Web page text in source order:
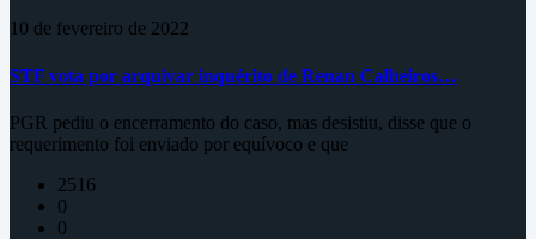
10 de fevereiro de 2022
STF vota por arquivar inquérito de Renan Calheiros…
PGR pediu o encerramento do caso, mas desistiu, disse que o
requerimento foi enviado por equívoco e que
2516
0
0